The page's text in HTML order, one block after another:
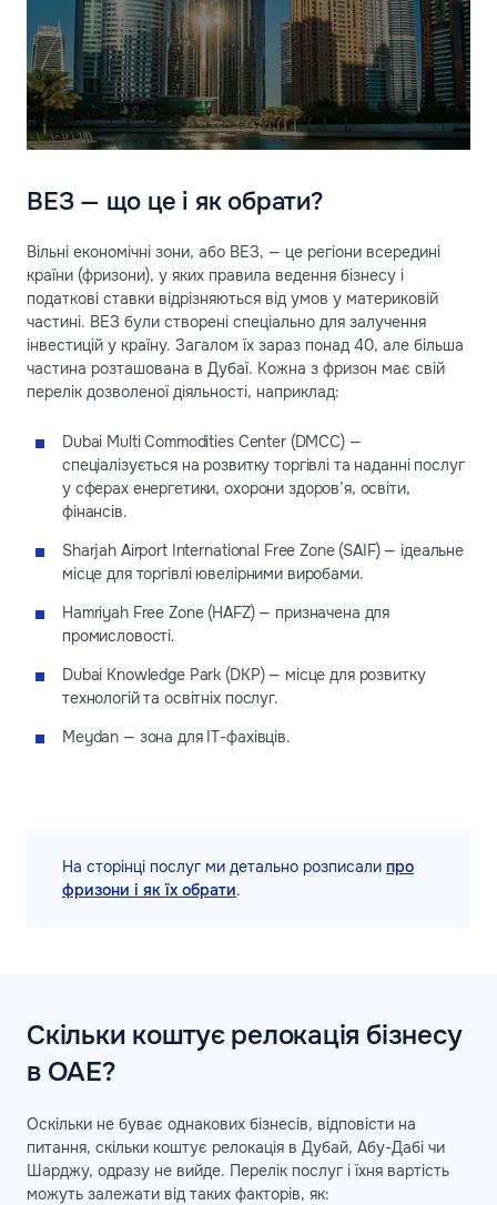
ВЕЗ — що це і як обрати?
Вільні економічні зони, або ВЕЗ, — це регіони всередині
країни (фризони), у яких правила ведення бізнесу і
податкові ставки відрізняються від умов у материковій
частині. ВЕЗ були створені спеціально для залучення
інвестицій у країну. Загалом їх зараз понад 40, але більша
частина розташована в Дубаї. Кожна з фризон має свій
перелік дозволеної діяльності, наприклад:
Dubai Multi Commodities Center (DMCC) —
спеціалізується на розвитку торгівлі та наданні послуг
у сферах енергетики, охорони здоров’я, освіти,
фінансів.
Sharjah Airport International Free Zone (SAIF) — ідеальне
місце для торгівлі ювелірними виробами.
Hamriyah Free Zone (HAFZ) — призначена для
промисловості.
Dubai Knowledge Park (DKP) — місце для розвитку
технологій та освітніх послуг.
Meydan — зона для IT-фахівців.
На сторінці послуг ми детально розписали про
фризони і як їх обрати.
Скільки коштує релокація бізнесу
в ОАЕ?
Оскільки не буває однакових бізнесів, відповісти на
питання, скільки коштує релокація в Дубай, Абу-Дабі чи
Шарджу, одразу не вийде. Перелік послуг і їхня вартість
можуть залежати від таких факторів, як: